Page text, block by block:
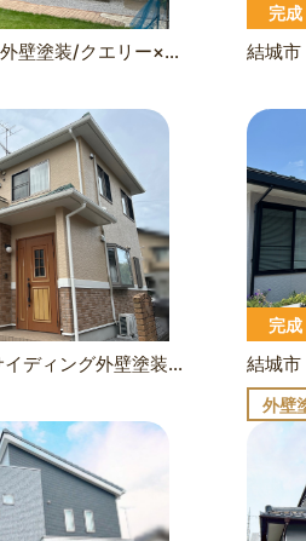
結城市 H様邸 外壁塗装/クエリー×コーヒーブラウン
完成
結城
結城市 窯業系サイディング外壁塗装/クリヤー×ミッドビスケット Y様邸
完成
外壁